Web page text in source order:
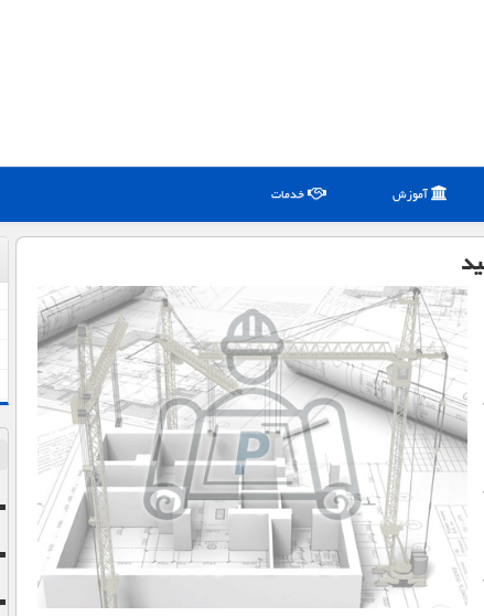
آموزش خدمات